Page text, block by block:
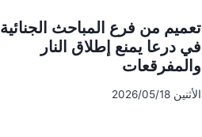
تعميم من فرع المباحث الجنائية
في درعا يمنع إطلاق النار
والمفرقعات
الأثنين 2026/05/18